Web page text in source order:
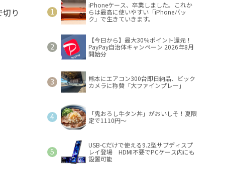
り
iPhoneケース、卒業しました。これか
らは最高に使いやすい「iPhoneバッ
ク」で生きていきます。
【今日から】最大30％ポイント還元！
PayPay自治体キャンペーン 2026年8月
開始分
熊本にエアコン300台即日納品、ビック
カメラに称賛「大ファインプレー」
「鬼おろし牛タン丼」がおいしそ！夏限
定で1110円～
USB-Cだけで使える9.2型サブディスプ
レイ登場 HDMI不要でPCケース内にも
設置可能